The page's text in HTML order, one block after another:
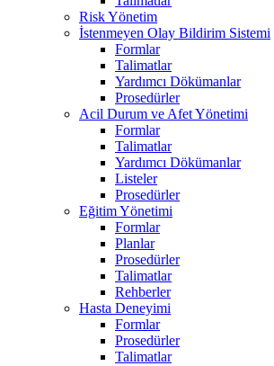
Risk Yönetim
İstenmeyen Olay Bildirim Sistemi
Formlar
Talimatlar
Yardımcı Dökümanlar
Prosedürler
Acil Durum ve Afet Yönetimi
Formlar
Talimatlar
Yardımcı Dökümanlar
Listeler
Prosedürler
Eğitim Yönetimi
Formlar
Planlar
Prosedürler
Talimatlar
Rehberler
Hasta Deneyimi
Formlar
Prosedürler
Talimatlar